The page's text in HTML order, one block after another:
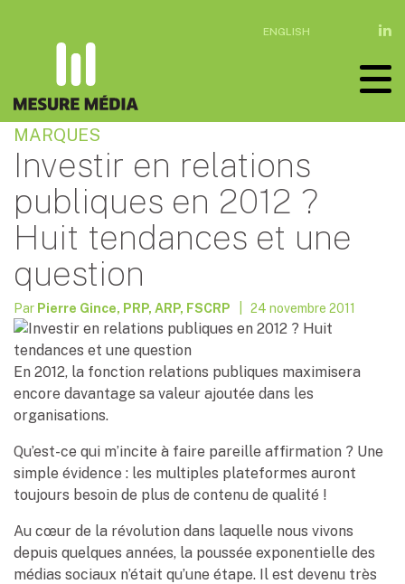
ENGLISH
MARQUES
Investir en relations
publiques en 2012 ?
Huit tendances et une
question
Par Pierre Gince, PRP, ARP, FSCRP | 24 novembre 2011
En 2012, la fonction relations publiques maximisera
encore davantage sa valeur ajoutée dans les
organisations.
Qu’est-ce qui m’incite à faire pareille affirmation ? Une
simple évidence : les multiples plateformes auront
toujours besoin de plus de contenu de qualité !
Au cœur de la révolution dans laquelle nous vivons
depuis quelques années, la poussée exponentielle des
médias sociaux n’était qu’une étape. Il est devenu très